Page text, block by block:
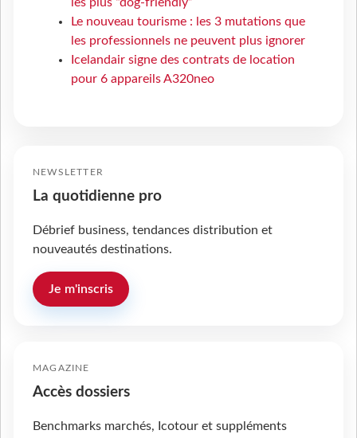
les plus “dog-friendly”
Le nouveau tourisme : les 3 mutations que
les professionnels ne peuvent plus ignorer
Icelandair signe des contrats de location
pour 6 appareils A320neo
NEWSLETTER
La quotidienne pro
Débrief business, tendances distribution et
nouveautés destinations.
Je m'inscris
MAGAZINE
Accès dossiers
Benchmarks marchés, Icotour et suppléments